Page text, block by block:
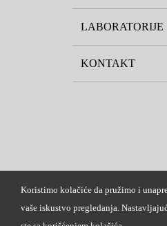
LABORATORIJE
KONTAKT
Koristimo kolačiće da pružimo i
vaše iskustvo pregledanja.